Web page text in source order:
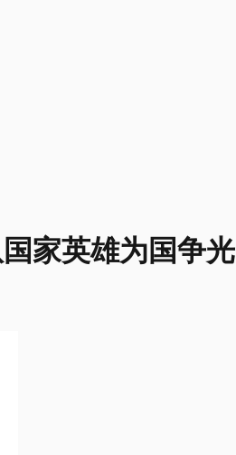
家英雄为国争光